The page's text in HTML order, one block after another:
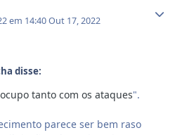
em 14:40Out 17, 2022
disse:
tanto com os ataques".
parece ser bem raso